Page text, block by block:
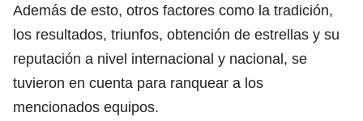
Además de esto, otros factores como la tradición,
los resultados, triunfos, obtención de estrellas y su
reputación a nivel internacional y nacional, se
tuvieron en cuenta para ranquear a los
mencionados equipos.